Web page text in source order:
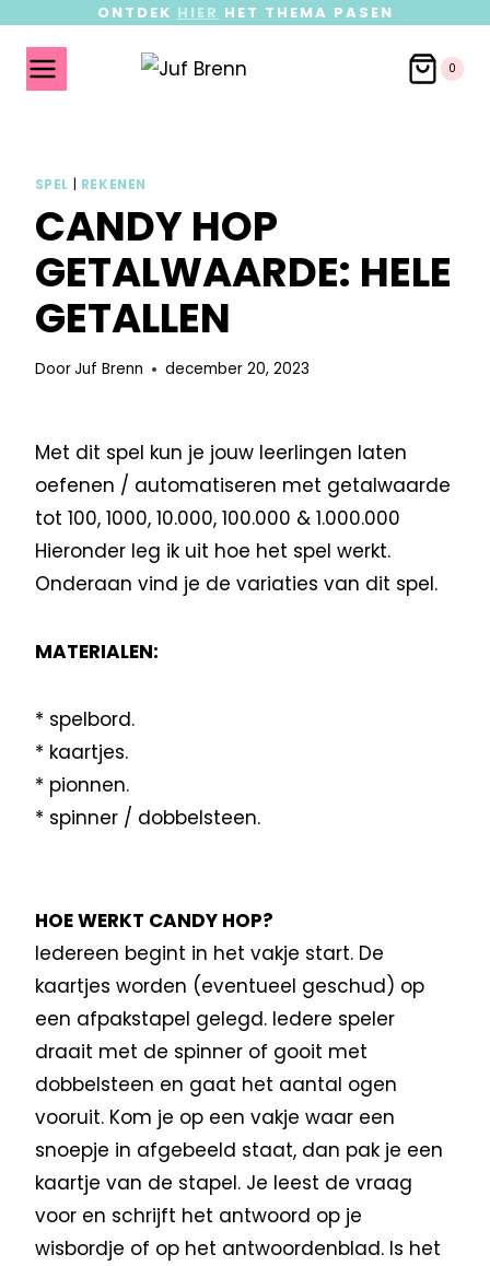
ONTDEK HIER HET THEMA PASEN
0
SPEL REKENEN
CANDY HOP
GETALWAARDE: HELE
GETALLEN
DoorJuf Brenn december 20, 2023
Met dit spel kun je jouw leerlingen laten
oefenen / automatiseren met getalwaarde
tot 100, 1000, 10.000, 100.000 & 1.000.000
Hieronder leg ik uit hoe het spel werkt.
Onderaan vind je de variaties van dit spel.
MATERIALEN:
* spelbord.
* kaartjes.
* pionnen.
* spinner / dobbelsteen.
HOE WERKT CANDY HOP?
Iedereen begint in het vakje start. De
kaartjes worden (eventueel geschud) op
een afpakstapel gelegd. Iedere speler
draait met de spinner of gooit met
dobbelsteen en gaat het aantal ogen
vooruit. Kom je op een vakje waar een
snoepje in afgebeeld staat, dan pak je een
kaartje van de stapel. Je leest de vraag
voor en schrijft het antwoord op je
wisbordje of op het antwoordenblad. Is het